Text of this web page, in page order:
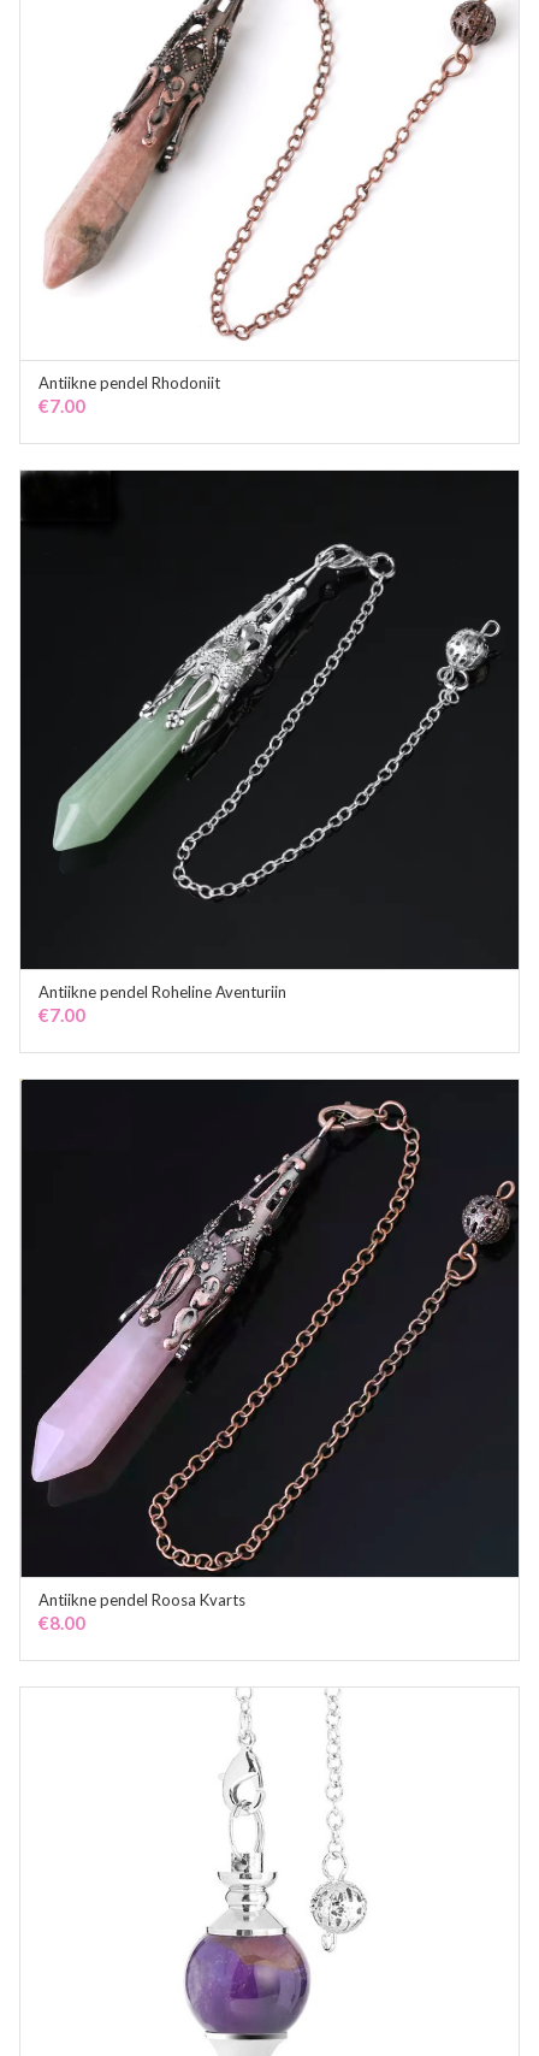
Antiikne pendel Rhodoniit
€7.00
ADD TO CART
Antiikne pendel Roheline Aventuriin
€7.00
ADD TO CART
Antiikne pendel Roosa Kvarts
€8.00